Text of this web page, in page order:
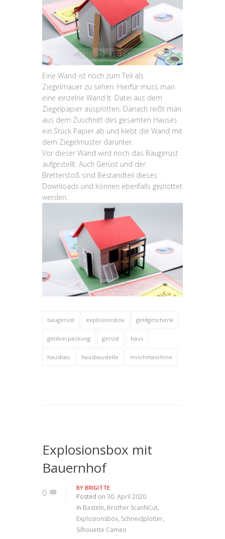
Eine Wand ist noch zum Teil als
Ziegelmauer zu sehen. Hierfür muss man
eine einzelne Wand lt. Datei aus dem
Ziegelpapier ausplotten. Danach reißt man
aus dem Zuschnitt des gesamten Hauses
ein Stück Papier ab und klebt die Wand mit
dem Ziegelmuster darunter.
Vor dieser Wand wird noch das Baugerüst
aufgestellt. Auch Gerüst und der
Bretterstoß sind Bestandteil dieses
Downloads und können ebenfalls geplottet
werden.
baugerüst explosionsbox geldgeschenk
geldverpackung gerüst haus
hausbau hausbaustelle mischmaschine
Explosionsbox mit
Bauernhof
0 BY BRIGITTE
Posted on 30. April 2020
in Basteln, Brother ScanNCut,
Explosionsbox, Schneidplotter,
Silhouette Cameo